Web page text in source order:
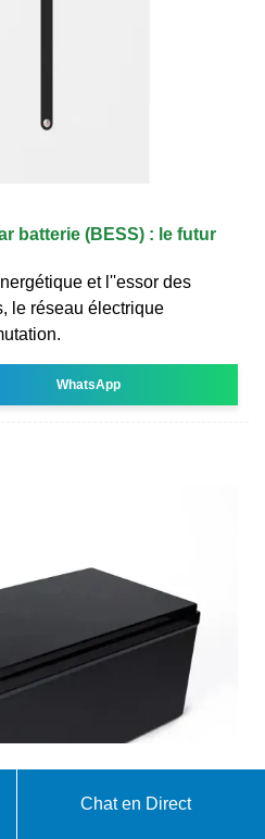
batterie (BESS) : le futur
et l''essor des
le réseau électrique
WhatsApp
par batterie
Chat en Direct